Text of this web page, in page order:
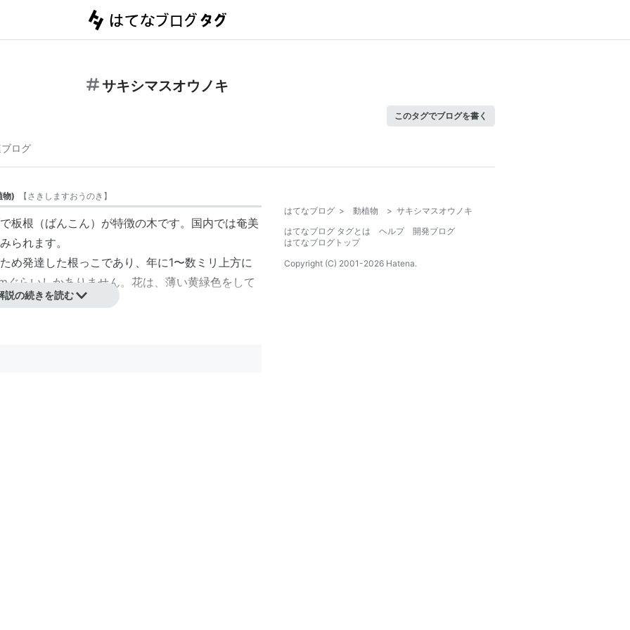
サキシマスオウノキ
このタグでブログを書く
ログ
物) 【さきしますおうのき 】
板根（ばんこん）が特徴の木です。国内では奄美
られます。
め発達した根っこであり、年に1〜数ミリ上方に
らいしかありません。花は、薄い黄緑色をして
説の続きを読む
はてなブログ > 動植物 > サキシマスオウノキ
はてなブログ タグとは
ヘルプ
開発ブログ
はてなブログトップ
Copyright (C) 2001-2026 Hatena.